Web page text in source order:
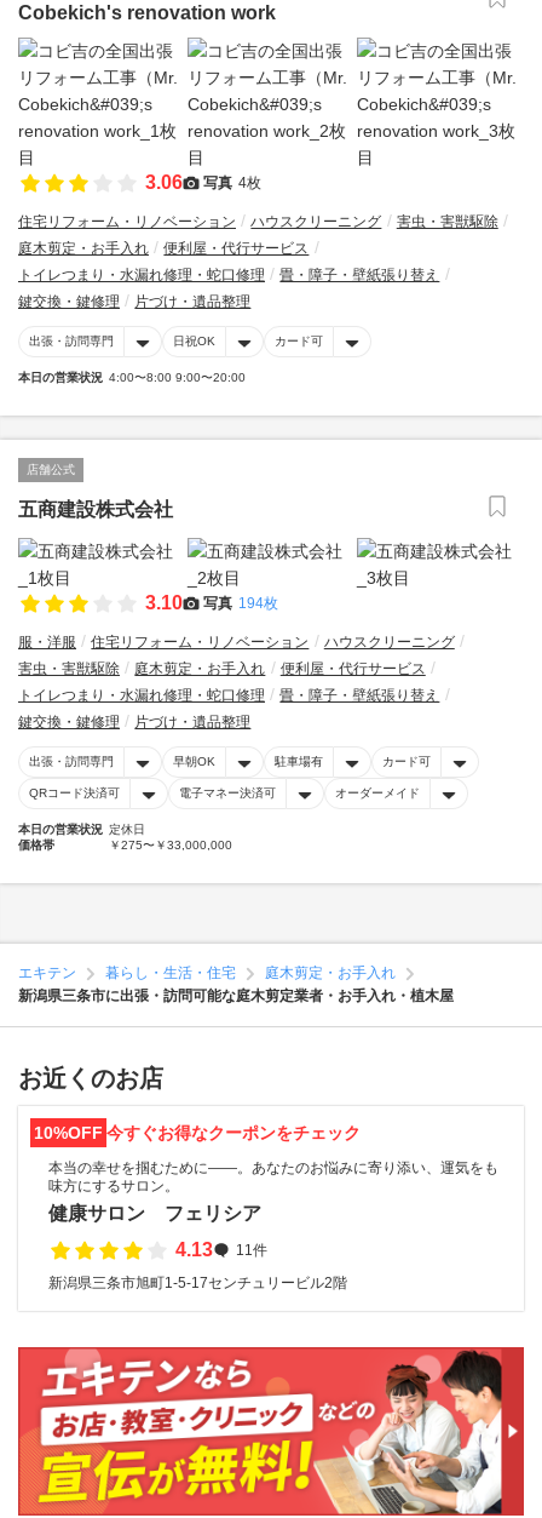
Cobekich's renovation work
3.06 写真 4枚
住宅リフォーム・リノベーション ハウスクリーニング
害虫・害獣駆除
庭木剪定・お手入れ
便利屋・代行サービス
トイレつまり・水漏れ修理・蛇口修理
畳・障子・壁紙張り替え
鍵交換・鍵修理
片づけ・遺品整理
出張・訪問専門 日祝OK カード可
本日の営業状況 4:00〜8:00 9:00〜20:00
店舗公式
五商建設株式会社
3.10 写真 194枚
服・洋服 住宅リフォーム・リノベーション
ハウスクリーニング
害虫・害獣駆除
庭木剪定・お手入れ
便利屋・代行サービス
トイレつまり・水漏れ修理・蛇口修理
畳・障子・壁紙張り替え
鍵交換・鍵修理
片づけ・遺品整理
出張・訪問専門 早朝OK 駐車場有 カード可
QRコード決済可 電子マネー決済可 オーダーメイド
本日の営業状況 定休日
価格帯
￥275〜￥33,000,000
エキテン 暮らし・生活・住宅
庭木剪定・お手入れ
新潟県三条市に出張・訪問可能な庭木剪定業者・お手入れ・植木屋
お近くのお店
10%OFF 今すぐお得なクーポンをチェック
本当の幸せを掴むために――。あなたのお悩みに寄り添い、運気をも
味方にするサロン。
健康サロン フェリシア
4.13
11件
新潟県三条市旭町1-5-17センチュリービル2階